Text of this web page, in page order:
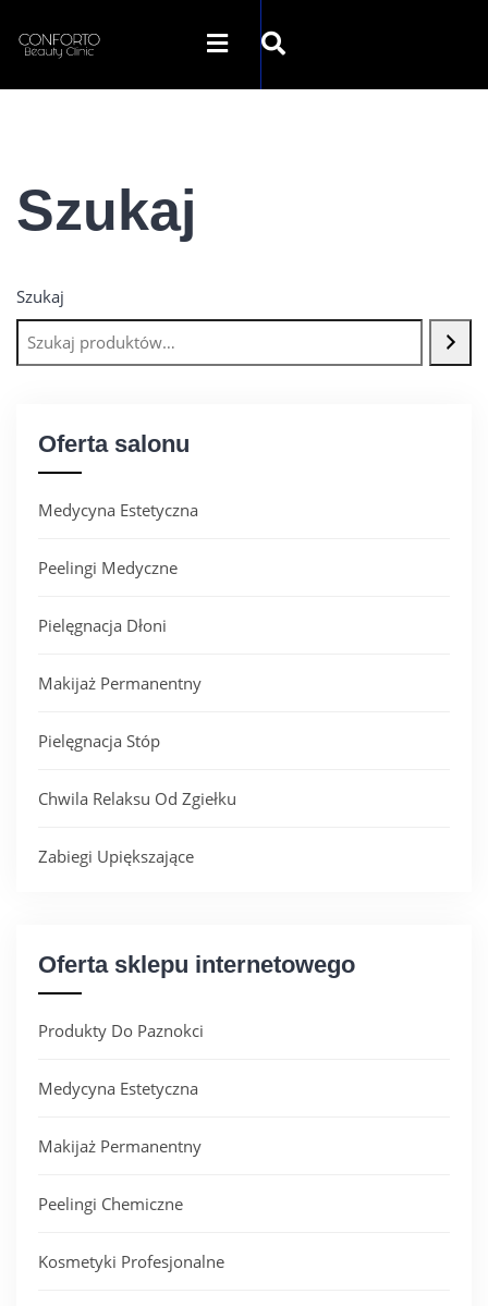
O NAS
Oferta salonu
Medycyna Estetyczna
Peelingi Medyczne
Pielęgnacja Dłoni
Makijaż Permanentny
Pielęgnacja Stóp
Chwila Relaksu Od Zgiełku
Zabiegi Upiększające
Oferta sklepu internetowego
Produkty Do Paznokci
Medycyna Estetyczna
Makijaż Permanentny
Peelingi Chemiczne
Kosmetyki Profesjonalne
Szukaj
Szukaj